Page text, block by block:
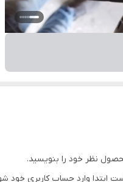
نظر خود را بنویسید.
ابتدا وارد حساب کاربری خود